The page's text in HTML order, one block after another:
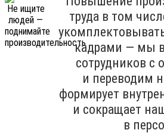
труда в том
кадрами — мы
сотрудников с
и переводим
формирует
и сокращает
в